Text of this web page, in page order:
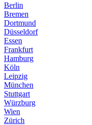
Berlin
Bremen
Dortmund
Düsseldorf
Essen
Frankfurt
Hamburg
Köln
Leipzig
München
Stuttgart
Würzburg
Wien
Zürich